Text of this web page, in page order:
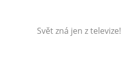
Svět zná jen z televize!